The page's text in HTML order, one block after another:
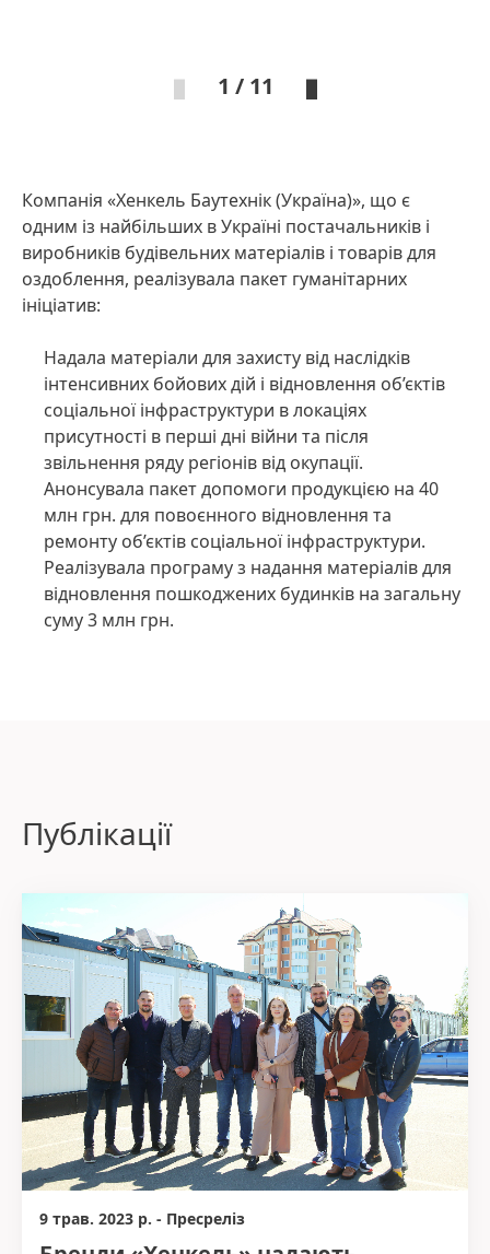
1 / 11
Компанія «Хенкель Баутехнік(Україна)», що є
одним із найбільших в Україні постачальників і
виробників будівельних матеріалів і товарів для
оздоблення, реалізувала пакет гуманітарних
ініціатив:
Надала матеріали для захисту від наслідків
інтенсивних бойових дій і відновлення об’єктів
соціальної інфраструктури в локаціях
присутності в перші дні війни та після
звільнення ряду регіонів від окупації.
Анонсувала пакет допомоги продукцією на 40
млн грн. для повоєнного відновлення та
ремонту об’єктів соціальної інфраструктури.
Реалізувала програму з надання матеріалів для
відновлення пошкоджених будинків на загальну
суму 3 млн грн.
Публікації
9 трав. 2023 р. - Пресреліз